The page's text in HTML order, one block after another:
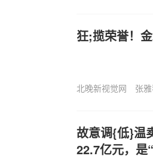
狂;揽荣誉！
北晚新视觉网 张
故意调{低}温
22.7亿元，是